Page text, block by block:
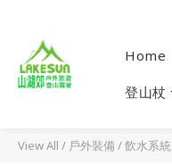
Home
登山杖
View All / 戶外裝備/飲水系統